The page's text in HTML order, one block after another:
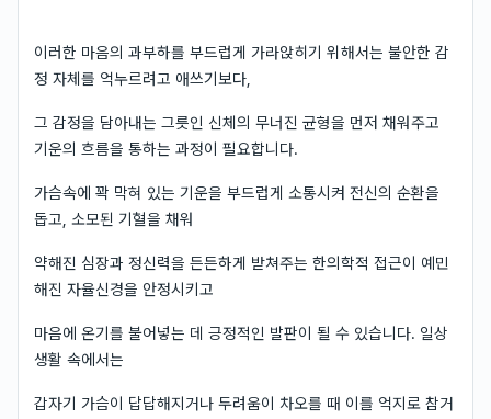
이러한 마음의 과부하를 부드럽게 가라앉히기 위해서는 불안한 감
정 자체를 억누르려고 애쓰기보다,
그 감정을 담아내는 그릇인 신체의 무너진 균형을 먼저 채워주고
기운의 흐름을 통하는 과정이 필요합니다.
가슴속에 꽉 막혀 있는 기운을 부드럽게 소통시켜 전신의 순환을
돕고, 소모된 기혈을 채워
약해진 심장과 정신력을 든든하게 받쳐주는 한의학적 접근이 예민
해진 자율신경을 안정시키고
마음에 온기를 불어넣는 데 긍정적인 발판이 될 수 있습니다. 일상
생활 속에서는
갑자기 가슴이 답답해지거나 두려움이 차오를 때 이를 억지로 참거